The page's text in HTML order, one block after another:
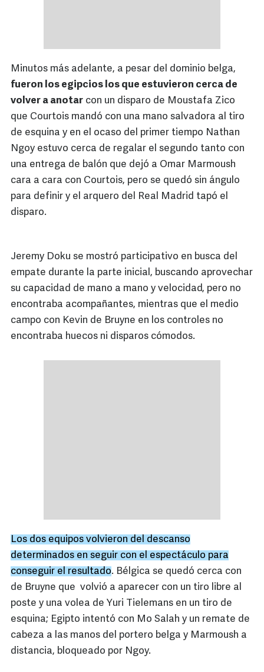
Minutos más adelante, a pesar del dominio belga,
fueron los egipcios los que estuvieron cerca de
volver a anotar con un disparo de Moustafa Zico
que Courtois mandó con una mano salvadora al tiro
de esquina y en el ocaso del primer tiempo Nathan
Ngoy estuvo cerca de regalar el segundo tanto con
una entrega de balón que dejó a Omar Marmoush
cara a cara con Courtois, pero se quedó sin ángulo
para definir y el arquero del Real Madrid tapó el
disparo.
Jeremy Doku se mostró participativo en busca del
empate durante la parte inicial, buscando aprovechar
su capacidad de mano a mano y velocidad, pero no
encontraba acompañantes, mientras que el medio
campo con Kevin de Bruyne en los controles no
encontraba huecos ni disparos cómodos.
Los dos equipos volvieron del descanso
determinados en seguir con el espectáculo para
conseguir el resultado. Bélgica se quedó cerca con
de Bruyne que volvió a aparecer con un tiro libre al
poste y una volea de Yuri Tielemans en un tiro de
esquina; Egipto intentó con Mo Salah y un remate de
cabeza a las manos del portero belga y Marmoush a
distancia, bloqueado por Ngoy.